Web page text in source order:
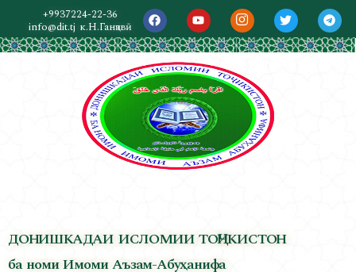
+9937224-22-36
info@dit.tj к.Н.Ганҷавӣ
ДОНИШКАДАИ ИСЛОМИИ ТОҶИКИСТОН
ба номи Имоми Аъзам-Абуҳанифа